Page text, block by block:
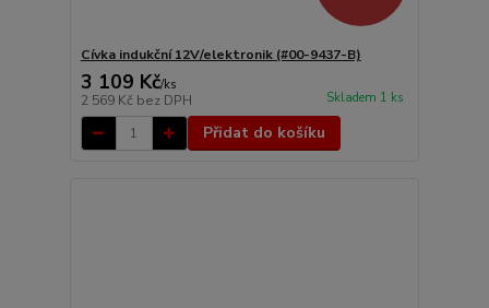
Cívka indukční 12V/elektronik (#00-9437-B)
3 109 Kč/ks
2 569 Kč bez DPH Skladem 1 ks
Přidat do košíku